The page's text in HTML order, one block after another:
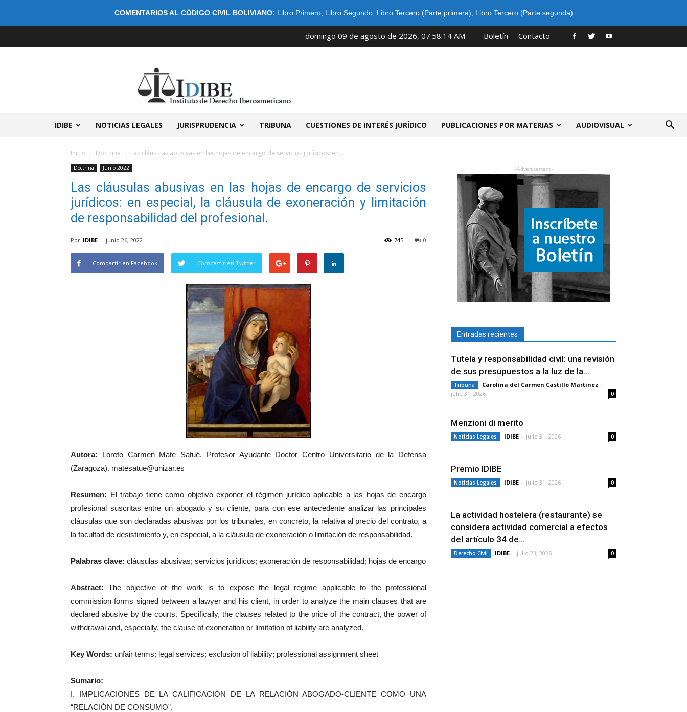
COMENTARIOS AL CÓDIGO CIVIL BOLIVIANO: Libro Primero, Libro Segundo, Libro Tercero (Parte primera) Libro Tercero (Parte segunda)
domingo 09 de agosto de 2026, 07:58:14 AM Boletín Contacto
IDIBE NOTICIAS LEGALES JURISPRUDENCIA TRIBUNA CUESTIONES DE INTERÉS JURÍDICO PUBLICACIONES POR MATERIAS AUDIOVISUAL
Inicio Doctrina Las cláusulas abusivas en las hojas de encargo de servicios jurídicos: en...
Doctrina Junio 2022
Las cláusulas abusivas en las hojas de encargo de servicios
jurídicos: en especial, la cláusula de exoneración y limitación
de responsabilidad del profesional.
Por IDIBE - junio 26, 2022 0
745
Compartir en Facebook Compartir en Twitter
Autora: Loreto Carmen Mate Satué. Profesor Ayudante Doctor Centro Universitario de la Defensa
(Zaragoza). matesatue@unizar.es
Resumen: El trabajo tiene como objetivo exponer el régimen jurídico aplicable a las hojas de encargo
profesional suscritas entre un abogado y su cliente, para con ese antecedente analizar las principales
cláusulas que son declaradas abusivas por los tribunales, en concreto, la relativa al precio del contrato, a
la facultad de desistimiento y, en especial, a la cláusula de exoneración o limitación de responsabilidad.
Palabras clave: cláusulas abusivas; servicios jurídicos; exoneración de responsabilidad; hojas de encargo
Abstract: The objective of the work is to expose the legal regime applicable to the professional
commission forms signed between a lawyer and his client, in order to analyze the main clauses that are
declared abusive by the courts. Specifically, the clauses related to the price of the contract, the power of
withdrawal and, especially, the clause of exoneration or limitation of liability are analyzed.
Key Words: unfair terms; legal services; exclusion of liability; professional assignment sheet
Sumario:
I. IMPLICACIONES DE LA CALIFICACIÓN DE LA RELACIÓN ABOGADO-CLIENTE COMO UNA
“RELACIÓN DE CONSUMO”.
- Advertisement -
Entradas recientes
Tutela y responsabilidad civil: una revisión
de sus presupuestos a la luz de la...
Tribuna Carolina del Carmen Castillo Martínez -
julio 31, 2026
0
Menzioni di merito
Noticias Legales IDIBE - julio 31, 2026 0
Premio IDIBE
Noticias Legales IDIBE - julio 31, 2026 0
La actividad hostelera (restaurante) se
considera actividad comercial a efectos
del artículo 34 de...
Derecho Civil IDIBE - julio 23, 2026 0